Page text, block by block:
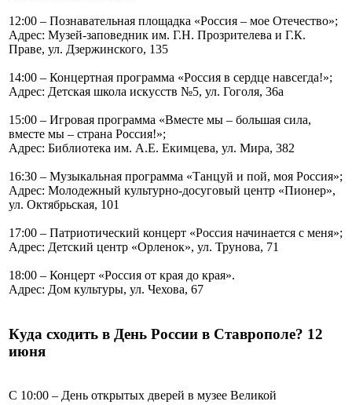
12:00 – Познавательная площадка «Россия – мое Отечество»;
Адрес: Музей-заповедник им. Г.Н. Прозрителева и Г.К.
Праве, ул. Дзержинского, 135
14:00 – Концертная программа «Россия в сердце навсегда!»;
Адрес: Детская школа искусств №5, ул. Гоголя, 36а
15:00 – Игровая программа «Вместе мы – большая сила,
вместе мы – страна Россия!»;
Адрес: Библиотека им. А.Е. Екимцева, ул. Мира, 382
16:30 – Музыкальная программа «Танцуй и пой, моя Россия»;
Адрес: Молодежный культурно-досуговый центр «Пионер»,
ул. Октябрьская, 101
17:00 – Патриотический концерт «Россия начинается с меня»;
Адрес: Детский центр «Орленок», ул. Трунова, 71
18:00 – Концерт «Россия от края до края».
Адрес: Дом культуры, ул. Чехова, 67
Куда сходить в День России в Ставрополе? 12
июня
С 10:00 – День открытых дверей в музее Великой